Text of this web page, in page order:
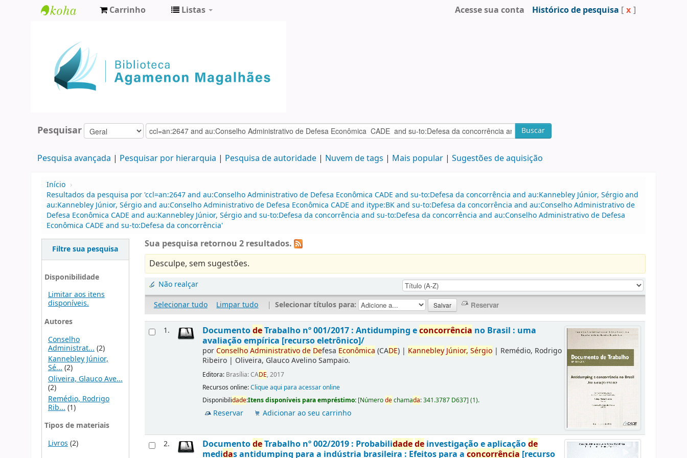
Agamenon
Magalhães
Carrinho Listas Acesse sua conta Histórico de pesquisa [ x ]
Pesquisar Buscar
Pesquisa avançada Pesquisar por hierarquia Pesquisa de autoridade Nuvem de tags Mais popular Sugestões de aquisição
Início ›
Resultados da pesquisa por 'ccl=an:2647 and au:Conselho Administrativo de Defesa Econômica CADE and su-to:Defesa da concorrência and au:Kannebley Júnior, Sérgio and
au:Kannebley Júnior, Sérgio and au:Conselho Administrativo de Defesa Econômica CADE and itype:BK and su-to:Defesa da concorrência and au:Conselho Administrativo de
Defesa Econômica CADE and au:Kannebley Júnior, Sérgio and su-to:Defesa da concorrência and su-to:Defesa da concorrência and au:Conselho Administrativo de Defesa
Econômica CADE and su-to:Defesa da concorrência'
Filtre sua pesquisa
Disponibilidade
Limitar aos itens
disponíveis.
Autores
Conselho
Administrat... (2)
Kannebley Júnior,
Sé...(2)
Oliveira, Glauco Ave...
(2)
Remédio, Rodrigo
Rib... (1)
Tipos de materiais
Livros (2)
Sua pesquisa retornou 2 resultados.
Desculpe, sem sugestões.
Não realçar
Selecionar tudo
Limpar tudo | Selecionar títulos para:
1. DocumentodeTrabalho nº 001/2017 : Antidumping econcorrência no Brasil : uma
avaliação empírica [recurso eletrônico]/
porConselhoAdministrativode Defesa Econômica (CADE) | KannebleyJúnior, Sérgio | Remédio, Rodrigo
Ribeiro | Oliveira, Glauco Avelino Sampaio.
Editora: Brasília: CADE, 2017
Recursos online:Clique aqui para acessar online
Disponibilidade:Itens disponíveis para empréstimo: [Númerodechamada:341.3787 D637](1).
Reservar Adicionar ao seu carrinho
2. DocumentodeTrabalho nº 002/2019 : Probabilidadede investigação e aplicaçãode
medidas antidumping para a indústria brasileira : Efeitos para aconcorrência [recurso